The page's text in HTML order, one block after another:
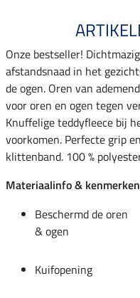
Onze bestseller!
afstandsnaad in het
de ogen. Oren van
voor oren en ogen tegen
Knuffelige teddyfleece bij
voorkomen. Perfecte grip
klittenband. 100 %
Materiaalinfo &
Beschermd de oren
& ogen
Kuifopening